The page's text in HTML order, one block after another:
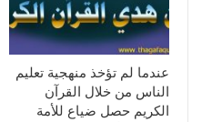
عندما لم تؤخذ منهجية تعليم
الناس من خلال القرآن
الكريم حصل ضياع للأمة